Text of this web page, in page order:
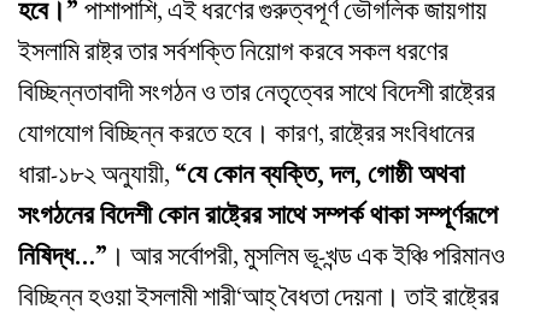
হবে।” পাশাপাশি, এই ধরণের গুরুত্বপূর্ণ ভৌগলিক জায়গায়
ইসলামি রাষ্ট্র তার সর্বশক্তি নিয়োগ করবে সকল ধরণের
বিচ্ছিন্নতাবাদী সংগঠন ও তার নেতৃত্বের সাথে বিদেশী রাষ্ট্রের
যোগযোগ বিচ্ছিন্ন করতে হবে। কারণ, রাষ্ট্রের সংবিধানের
ধারা-১৮২ অনুযায়ী, “যে কোন ব্যক্তি, দল, গোষ্ঠী অথবা
সংগঠনের বিদেশী কোন রাষ্ট্রের সাথে সম্পর্ক থাকা সম্পূর্ণরূপে
নিষিদ্ধ…” । আর সর্বোপরী, মুসলিম ভূ-খন্ড এক ইঞ্চি পরিমানও
বিচ্ছিন্ন হওয়া ইসলামী শারী‘আহ্‌ বৈধতা দেয়না। তাই রাষ্ট্রের